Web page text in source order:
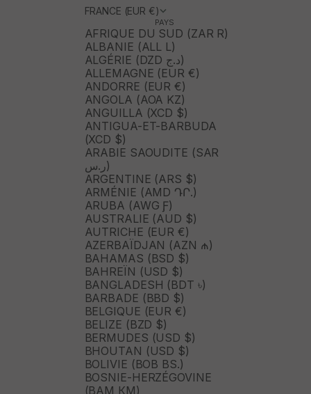
FRANCE (EUR €)
PAYS
AFRIQUE DU SUD (ZAR R)
ALBANIE (ALL L)
ALGÉRIE (DZD د.ج)
ALLEMAGNE (EUR €)
ANDORRE (EUR €)
ANGOLA (AOA KZ)
ANGUILLA (XCD $)
ANTIGUA-ET-BARBUDA
(XCD $)
ARABIE SAOUDITE (SAR
ر.س)
ARGENTINE (ARS $)
ARMÉNIE (AMD ԴՐ.)
ARUBA (AWG Ƒ)
AUSTRALIE (AUD $)
AUTRICHE (EUR €)
AZERBAÏDJAN (AZN ₼)
BAHAMAS (BSD $)
BAHREÏN (USD $)
BANGLADESH (BDT ৳)
BARBADE (BBD $)
BELGIQUE (EUR €)
BELIZE (BZD $)
BERMUDES (USD $)
BHOUTAN (USD $)
BOLIVIE (BOB BS.)
BOSNIE-HERZÉGOVINE
(BAM КМ)